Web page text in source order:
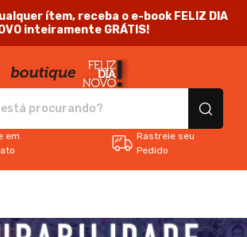
ítem, receba o e-book FELIZ DIA
inteiramente GRÁTIS!
em
Rastreie seu
Pedido